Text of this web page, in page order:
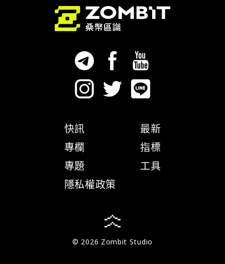
快訊
專欄
專題
隱私權政策
最新
指標
工具
© 2026 Zombit Studio